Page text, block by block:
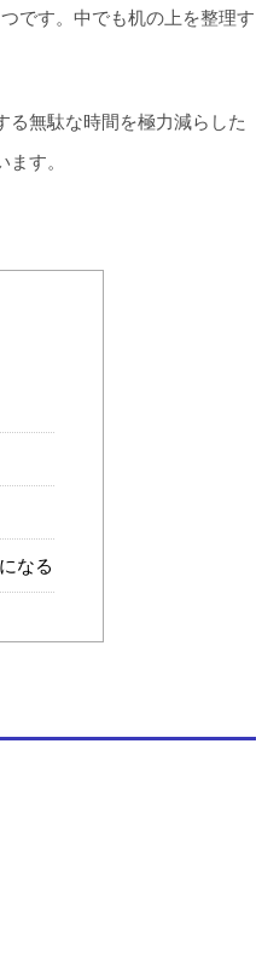
です。中でも机の上を整理す
る無駄な時間を極力減らした
す。
なる